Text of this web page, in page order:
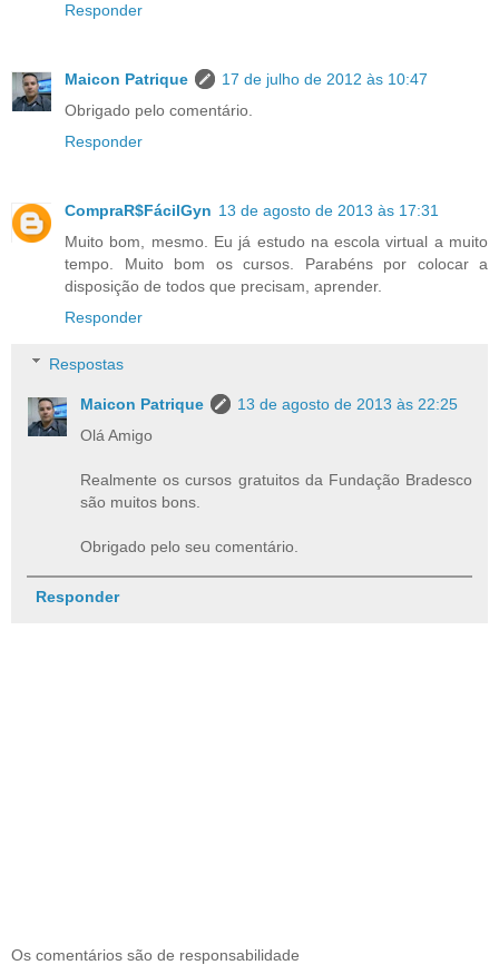
Responder
Maicon Patrique
17 de julho de 2012 às 10:47
Obrigado pelo comentário.
Responder
CompraR$FácilGyn 13 de agosto de 2013 às 17:31
Muito bom, mesmo. Eu já estudo na escola virtual a muito
tempo. Muito bom os cursos. Parabéns por colocar a
disposição de todos que precisam, aprender.
Responder
Respostas
Maicon Patrique
13 de agosto de 2013 às 22:25
Olá Amigo
Realmente os cursos gratuitos da Fundação Bradesco
são muitos bons.
Obrigado pelo seu comentário.
Responder
Os comentários são de responsabilidade